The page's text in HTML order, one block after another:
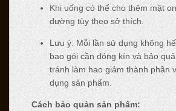
Khi uống có thể cho thêm mật
đường tùy theo sở thích.
Lưu ý: Mỗi lần sử dụng không
bao gói cần đóng kín và bảo
tránh làm hao giảm thành phần
dụng sản phẩm.
Cách bảo quản sản phẩm: